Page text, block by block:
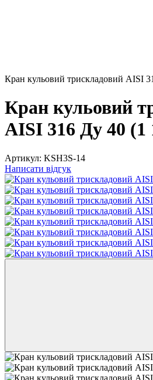
Кран кульовий трискладовий AISI
Кран кульовий
AISI 316 Ду 40
Артикул: KSH3S-14
Написати відгук